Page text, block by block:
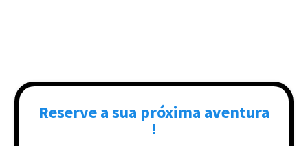
Reserve a sua próxima aventura
!